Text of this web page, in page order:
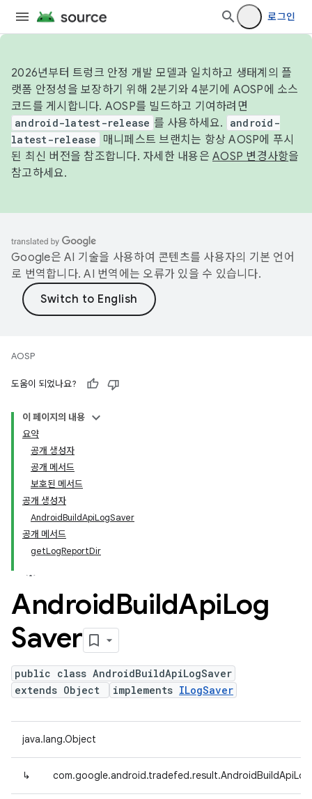
로그인
2026년부터 트렁크 안정 개발 모델과 일치하고 생태계의 플
랫폼 안정성을 보장하기 위해 2분기와 4분기에 AOSP에 소스
코드를 게시합니다. AOSP를 빌드하고 기여하려면
android-latest-release 를 사용하세요.
android-
latest-release
매니페스트 브랜치는 항상 AOSP에 푸시
된 최신 버전을 참조합니다. 자세한 내용은 AOSP 변경사항을
참고하세요.
Google은 AI 기술을 사용하여 콘텐츠를 사용자의 기본 언어
로 번역합니다. AI 번역에는 오류가 있을 수 있습니다.
AOSP
도움이 되었나요?
이 페이지의 내용
요약
공개 생성자
공개 메서드
보호된 메서드
공개 생성자
AndroidBuildApiLogSaver
공개 메서드
getLogReportDir
AndroidBuildApiLog
Saver
public class AndroidBuildApiLogSaver
extends Object
implements ILogSaver
java.lang.Object
↳